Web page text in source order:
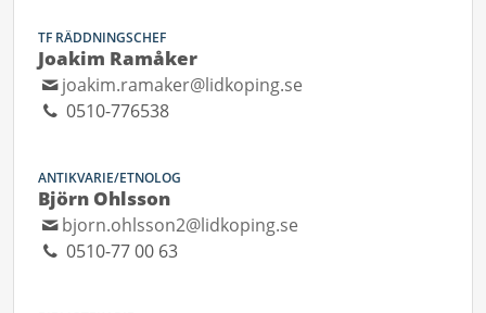
TF RÄDDNINGSCHEF
Joakim Ramåker
joakim.ramaker@lidkoping.se
0510-776538
ANTIKVARIE/ETNOLOG
Björn Ohlsson
bjorn.ohlsson2@lidkoping.se
0510-77 00 63